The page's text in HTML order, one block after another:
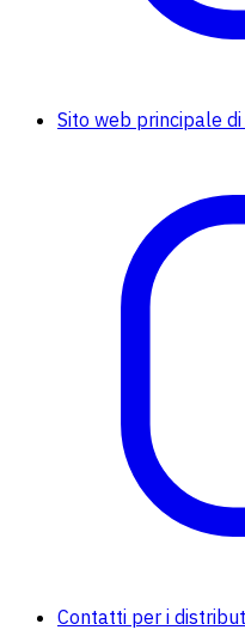
Sito web principale di
Contatti per i